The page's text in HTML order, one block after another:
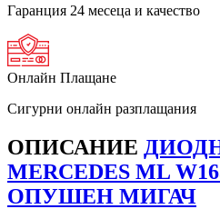
Гаранция 24 месеца и качество
Онлайн Плащане
Сигурни онлайн разплащания
ОПИСАНИЕ
MERCEDES ML
ОПУШЕН МИГАЧ